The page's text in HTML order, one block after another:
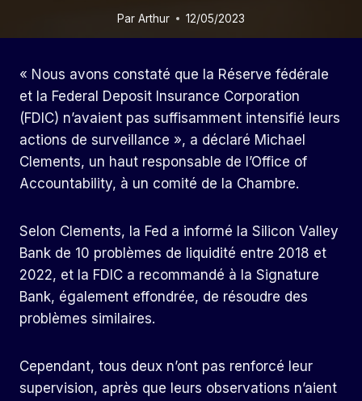
Par Arthur 12/05/2023
« Nous avons constaté que la Réserve fédérale
et la Federal Deposit Insurance Corporation
(FDIC) n’avaient pas suffisamment intensifié leurs
actions de surveillance », a déclaré Michael
Clements, un haut responsable de l’Office of
Accountability, à un comité de la Chambre.
Selon Clements, la Fed a informé la Silicon Valley
Bank de 10 problèmes de liquidité entre 2018 et
2022, et la FDIC a recommandé à la Signature
Bank, également effondrée, de résoudre des
problèmes similaires.
Cependant, tous deux n’ont pas renforcé leur
supervision, après que leurs observations n’aient